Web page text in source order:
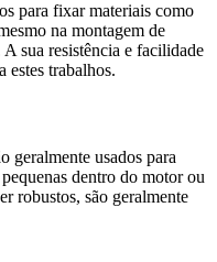
para fixar materiais como
na montagem de
sua resistência e facilidade
estes trabalhos.
geralmente usados para
dentro do motor ou
robustos, são geralmente